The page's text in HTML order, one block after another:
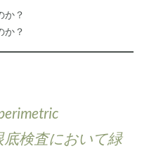
か？
か？
底検査において緑